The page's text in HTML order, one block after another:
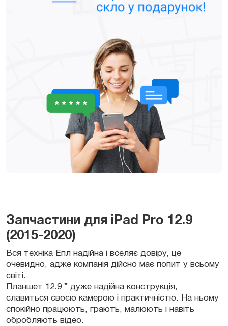
Запчастини для iPad Pro 12.9
(2015-2020)
Вся техніка Епл надійна і вселяє довіру, це
очевидно, адже компанія дійсно має попит у всьому
світі.
Планшет 12.9 ” дуже надійна конструкція,
славиться своєю камерою і практичністю. На ньому
спокійно працюють, грають, малюють і навіть
обробляють відео.